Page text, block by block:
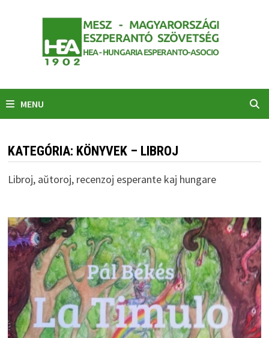
MENU
KATEGÓRIA: KÖNYVEK – LIBROJ
Libroj, aŭtoroj, recenzoj esperante kaj hungare